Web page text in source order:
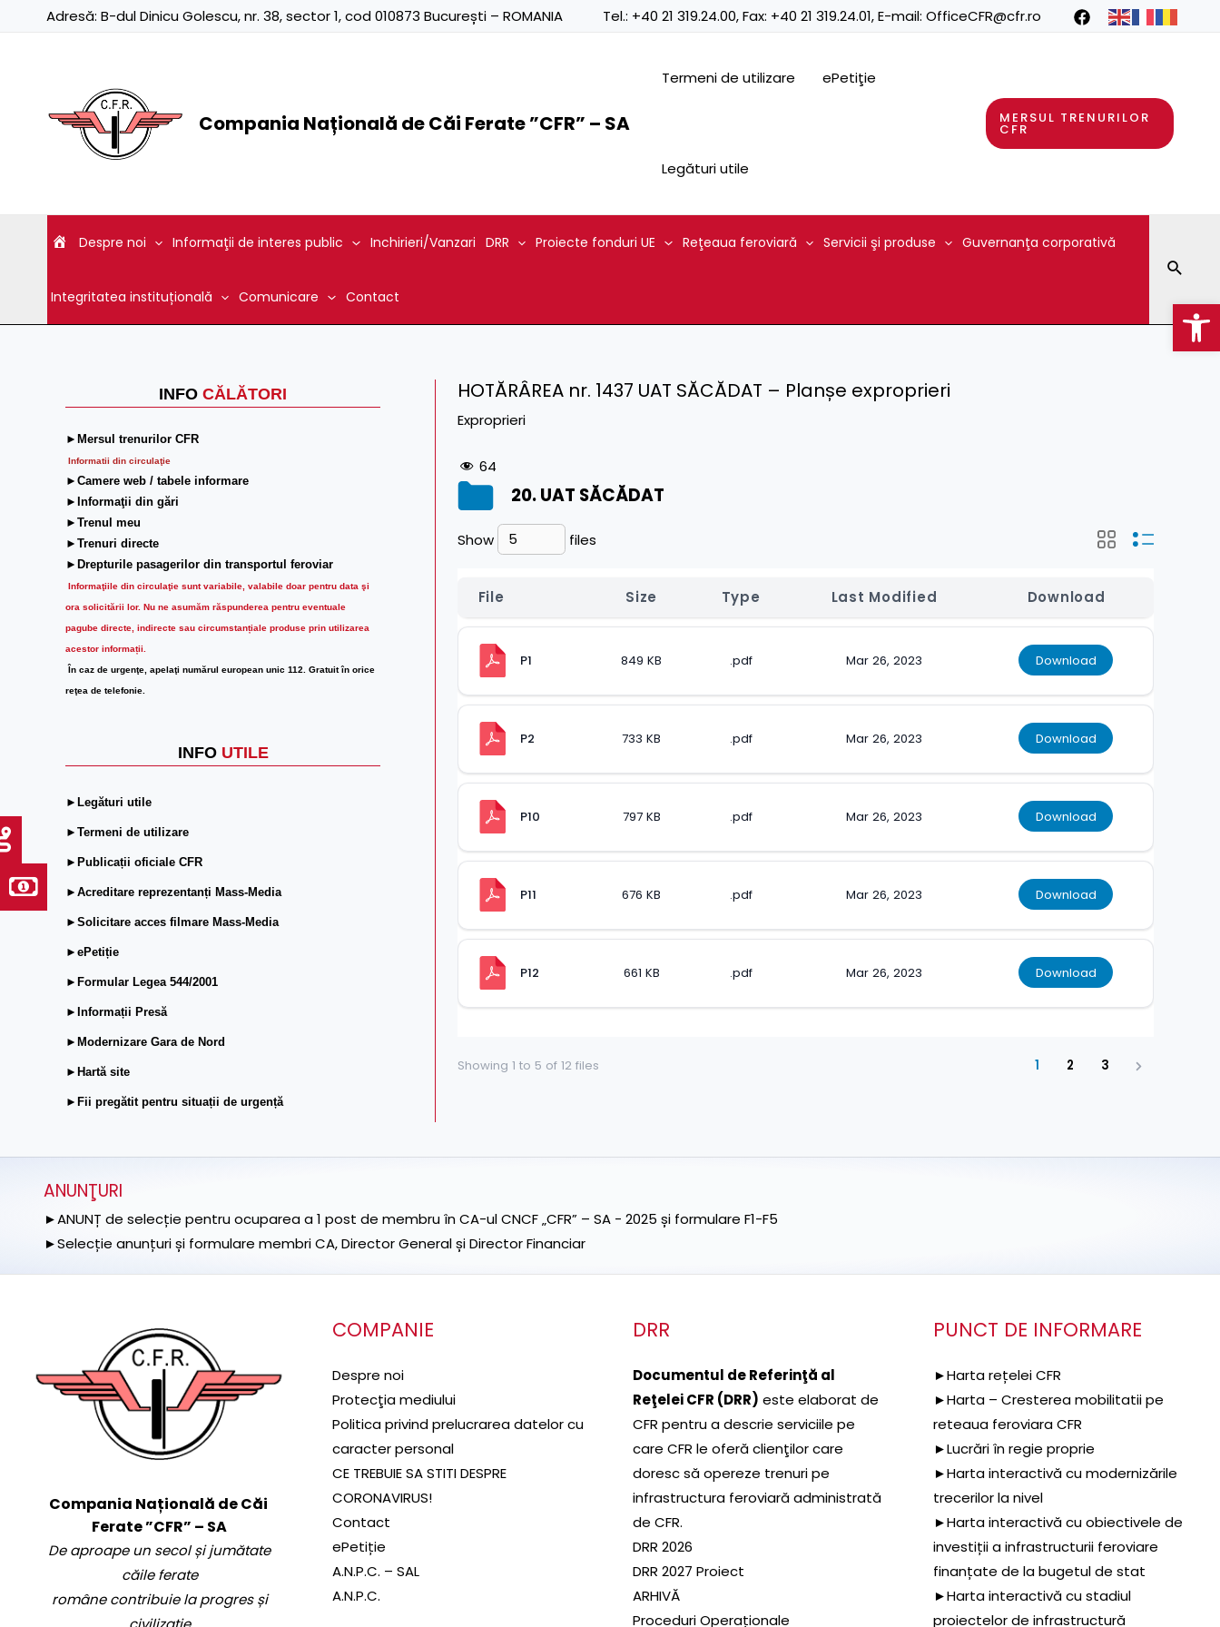
Adresă: B-dul Dinicu Golescu, nr. 38, sector 1, cod 010873 București – ROMANIA Tel.: +40 21 319.24.00, Fax: +40 21 319.24.01, E-mail: OfficeCFR@cfr.ro
Compania Națională de Căi Ferate ”CFR” – SA
Termeni de utilizare ePetiţie
Legături utile
MERSUL TRENURILOR
CFR
Despre noi Informaţii de interes public Inchirieri/Vanzari DRR Proiecte fonduri UE Reţeaua feroviară Servicii şi produse Guvernanţa corporativă
Integritatea instituțională Comunicare Contact
INFO CĂLĂTORI
►Mersul trenurilor CFR
Informatii din circulaţie
►Camere web / tabele informare
►Informaţii din gări
►Trenul meu
►Trenuri directe
►Drepturile pasagerilor din transportul feroviar
Informaţiile din circulaţie sunt variabile, valabile doar pentru data şi
ora solicitării lor. Nu ne asumăm răspunderea pentru eventuale
pagube directe, indirecte sau circumstanțiale produse prin utilizarea
acestor informații.
În caz de urgenţe, apelaţi numărul european unic 112. Gratuit în orice
reţea de telefonie.
INFO UTILE
►Legături utile
►Termeni de utilizare
►Publicații oficiale CFR
►Acreditare reprezentanți Mass-Media
►Solicitare acces filmare Mass-Media
►ePetiție
►Formular Legea 544/2001
►Informații Presă
►Modernizare Gara de Nord
►Hartă site
►Fii pregătit pentru situații de urgență
HOTĂRÂREA nr. 1437 UAT SĂCĂDAT – Planșe exproprieri
Exproprieri
64
20. UAT SĂCĂDAT
Show files
File Size Type Last Modified Download
P1 849 KB .pdf Mar 26, 2023 Download
P2 733 KB .pdf Mar 26, 2023 Download
P10 797 KB .pdf Mar 26, 2023 Download
P11 676 KB .pdf Mar 26, 2023 Download
P12 661 KB .pdf Mar 26, 2023 Download
Showing 1 to 5 of 12 files 1 2 3
Next
ANUNŢURI
►ANUNȚ de selecție pentru ocuparea a 1 post de membru în CA-ul CNCF „CFR” – SA - 2025 și formulare F1-F5
►Selecție anunțuri și formulare membri CA, Director General și Director Financiar
Compania Națională de Căi
Ferate ”CFR” – SA
De aproape un secol și jumătate
căile ferate
române contribuie la progres și
COMPANIE
Despre noi
Protecţia mediului
Politica privind prelucrarea datelor cu
caracter personal
CE TREBUIE SA STITI DESPRE
CORONAVIRUS!
Contact
ePetiție
A.N.P.C. – SAL
A.N.P.C.
DRR
Documentul de Referinţă al
Reţelei CFR (DRR) este elaborat de
CFR pentru a descrie serviciile pe
care CFR le oferă clienţilor care
doresc să opereze trenuri pe
infrastructura feroviară administrată
de CFR.
DRR 2026
DRR 2027 Proiect
ARHIVĂ
Proceduri Operaționale
PUNCT DE INFORMARE
►Harta rețelei CFR
►Harta – Cresterea mobilitatii pe
reteaua feroviara CFR
►Lucrări în regie proprie
►Harta interactivă cu modernizările
trecerilor la nivel
►Harta interactivă cu obiectivele de
investiții a infrastructurii feroviare
finanțate de la bugetul de stat
►Harta interactivă cu stadiul
proiectelor de infrastructură